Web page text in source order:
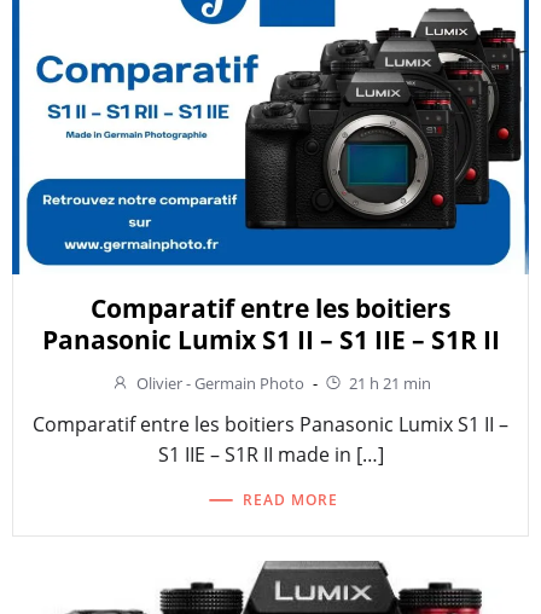
Comparatif entre les boitiers
Panasonic Lumix S1 II – S1 IIE – S1R II
Olivier - Germain Photo - 21 h 21 min
Comparatif entre les boitiers Panasonic Lumix S1 II –
S1 IIE – S1R II made in […]
READ MORE